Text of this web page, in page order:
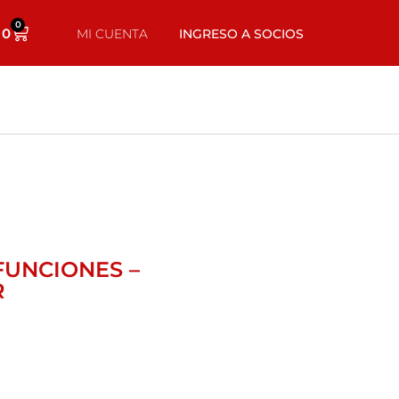
0
MI CUENTA INGRESO A SOCIOS
–